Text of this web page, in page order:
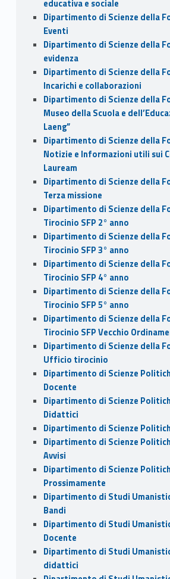
educativa e sociale
Dipartimento di Scienze della
Eventi
Dipartimento di Scienze della
evidenza
Dipartimento di Scienze della
Incarichi e collaborazioni
Dipartimento di Scienze della
Museo della Scuola e
Laeng”
Dipartimento di Scienze della
Notizie e Informazioni utili sui
Lauream
Dipartimento di Scienze della
Terza missione
Dipartimento di Scienze della
Tirocinio SFP 2° anno
Dipartimento di Scienze della
Tirocinio SFP 3° anno
Dipartimento di Scienze della
Tirocinio SFP 4° anno
Dipartimento di Scienze della
Tirocinio SFP 5° anno
Dipartimento di Scienze della
Tirocinio SFP Vecchio
Dipartimento di Scienze della
Ufficio tirocinio
Dipartimento di Scienze
Docente
Dipartimento di Scienze
Didattici
Dipartimento di Scienze
Dipartimento di Scienze
Avvisi
Dipartimento di Scienze
Prossimamente
Dipartimento di Studi
Bandi
Dipartimento di Studi
Docente
Dipartimento di Studi
didattici